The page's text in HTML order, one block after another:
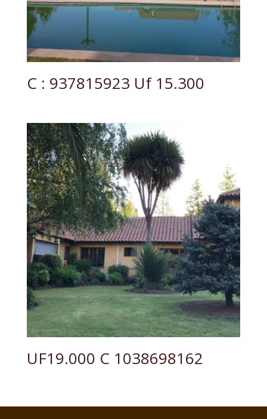
C : 937815923 Uf 15.300
UF19.000 C 1038698162